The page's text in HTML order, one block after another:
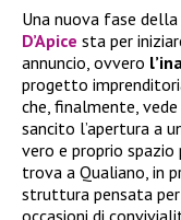
Una nuova fase
D’Apice sta per
annuncio, ovvero
progetto
che, finalmente,
sancito l’apertura a
vero e proprio spazio
trova a Qualiano, in
struttura pensata